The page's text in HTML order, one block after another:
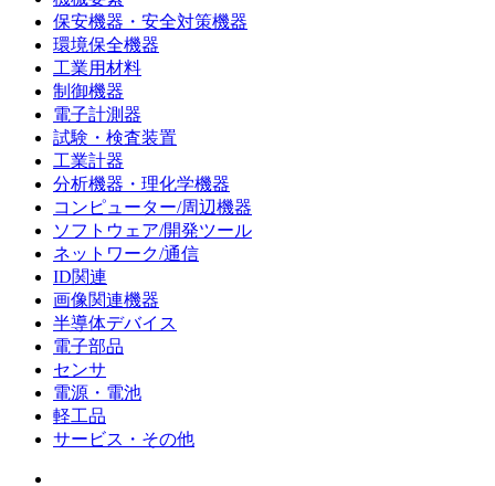
保安機器・安全対策機器
環境保全機器
工業用材料
制御機器
電子計測器
試験・検査装置
工業計器
分析機器・理化学機器
コンピューター/周辺機器
ソフトウェア/開発ツール
ネットワーク/通信
ID関連
画像関連機器
半導体デバイス
電子部品
センサ
電源・電池
軽工品
サービス・その他